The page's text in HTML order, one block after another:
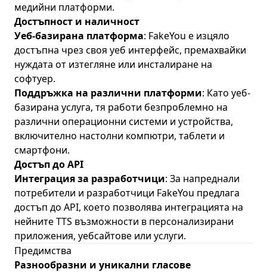
медийни платформи.
Достъпност и наличност
Уеб-базирана платформа: FakeYou е изцяло
достъпна чрез своя уеб интерфейс, премахвайки
нуждата от изтегляне или инсталиране на
софтуер.
Поддръжка на различни платформи: Като уеб-
базирана услуга, тя работи безпроблемно на
различни операционни системи и устройства,
включително настолни компютри, таблети и
смартфони.
Достъп до API
Интеграция за разработчици: За напреднали
потребители и разработчици FakeYou предлага
достъп до API, което позволява интеграцията на
нейните TTS възможности в персонализирани
приложения, уебсайтове или услуги.
Предимства
Разнообразни и уникални гласове